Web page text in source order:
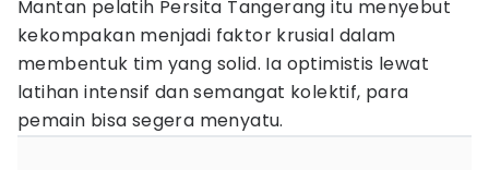
Mantan pelatih Persita Tangerang itu menyebut
kekompakan menjadi faktor krusial dalam
membentuk tim yang solid. Ia optimistis lewat
latihan intensif dan semangat kolektif, para
pemain bisa segera menyatu.